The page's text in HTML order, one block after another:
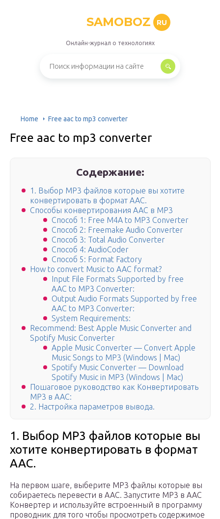
SAMOBOZ RU
Онлайн-журнал о технологиях
Home Free aac to mp3 converter
Free aac to mp3 converter
Содержание:
1. Выбор MP3 файлов которые вы хотите
конвертировать в формат AAC.
Способы конвертирования AAC в MP3
Способ 1: Free M4A to MP3 Converter
Способ 2: Freemake Audio Converter
Способ 3: Total Audio Converter
Способ 4: AudioCoder
Способ 5: Format Factory
How to convert Music to AAC format?
Input File Formats Supported by free
AAC to MP3 Converter:
Output Audio Formats Supported by free
AAC to MP3 Converter:
System Requirements:
Recommend: Best Apple Music Converter and
Spotify Music Converter
Apple Music Converter — Convert Apple
Music Songs to MP3 (Windows | Mac)
Spotify Music Converter — Download
Spotify Music in MP3 (Windows | Mac)
Пошаговое руководство как Конвертировать
MP3 в AAC:
2. Настройка параметров вывода.
1. Выбор MP3 файлов которые вы
хотите конвертировать в формат
AAC.
На первом шаге, выберите MP3 файлы которые вы
собираетесь перевести в AAC. Запустите MP3 в AAC
Конвертер и используйте встроенный в программу
проводник для того чтобы просмотреть содержимое